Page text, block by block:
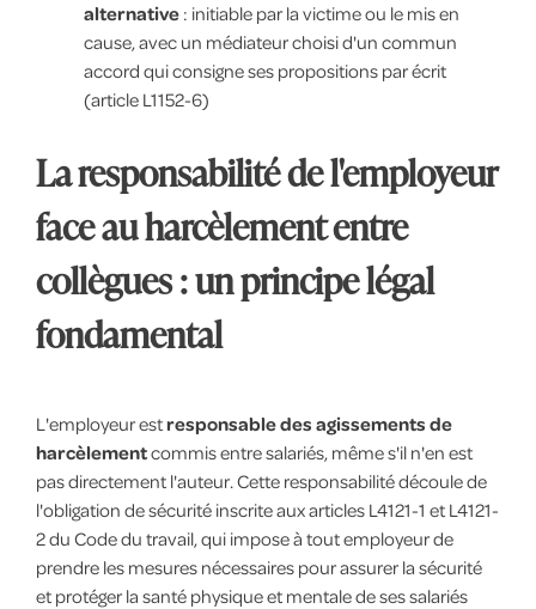
alternative: initiable par la victime ou le mis en
cause, avec un médiateur choisi d'un commun
accord qui consigne ses propositions par écrit
(article L1152-6)
La responsabilité de l'employeur
face au harcèlement entre
collègues : un principe légal
fondamental
L'employeur estresponsable des agissements de
harcèlementcommis entre salariés, même s'il n'en est
pas directement l'auteur. Cette responsabilité découle de
l'obligation de sécurité inscrite aux articles L4121-1 et L4121-
2 du Code du travail, qui impose à tout employeur de
prendre les mesures nécessaires pour assurer la sécurité
et protéger la santé physique et mentale de ses salariés